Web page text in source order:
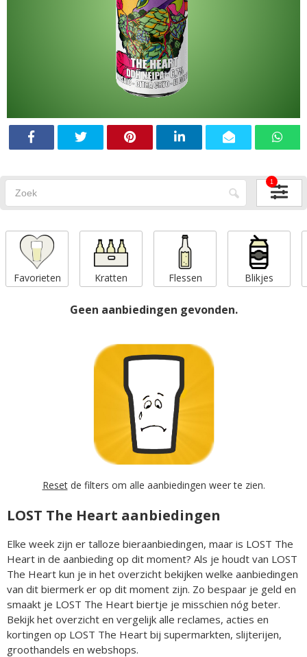
1
Favorieten Kratten Flessen Blikjes
Geen aanbiedingen gevonden.
Resetde filters om alle aanbiedingen weer te zien.
LOST The Heart aanbiedingen
Elke week zijn er talloze bieraanbiedingen, maar is LOST The
Heart in de aanbieding op dit moment? Als je houdt van LOST
The Heart kun je in het overzicht bekijken welke aanbiedingen
van dit biermerk er op dit moment zijn. Zo bespaar je geld en
smaakt je LOST The Heart biertje je misschien nóg beter.
Bekijk het overzicht en vergelijk alle reclames, acties en
kortingen op LOST The Heart bij supermarkten, slijterijen,
groothandels en webshops.